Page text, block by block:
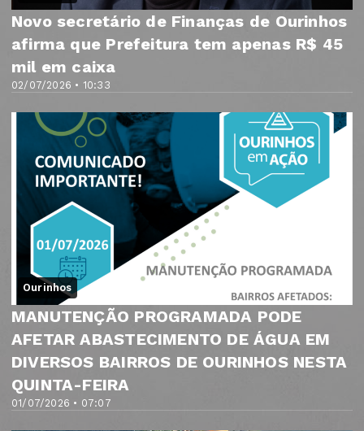
02/07/2026 • 10:33
Novo secretário de Finanças de Ourinhos
afirma que Prefeitura tem apenas R$ 45
mil em caixa
Ourinhos
01/07/2026 • 07:07
MANUTENÇÃO PROGRAMADA PODE
AFETAR ABASTECIMENTO DE ÁGUA EM
DIVERSOS BAIRROS DE OURINHOS NESTA
QUINTA-FEIRA